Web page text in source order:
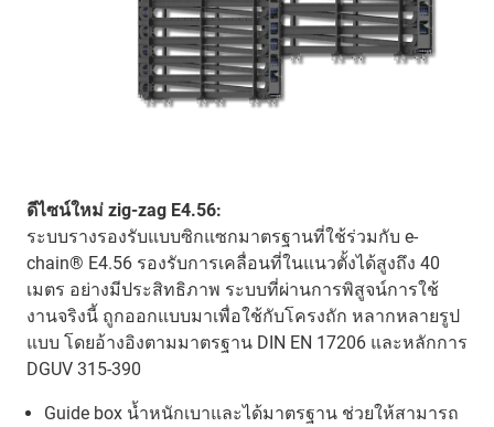
ดีไซน์ใหม่ zig-zag E4.56:
ระบบรางรองรับแบบซิกแซกมาตรฐานที่ใช้ร่วมกับ e-
chain® E4.56 รองรับการเคลื่อนที่ในแนวตั้งได้สูงถึง 40
เมตร อย่างมีประสิทธิภาพ ระบบที่ผ่านการพิสูจน์การใช้
งานจริงนี้ ถูกออกแบบมาเพื่อใช้กับโครงถัก หลากหลายรูป
แบบ โดยอ้างอิงตามมาตรฐาน DIN EN 17206 และหลักการ
DGUV 315-390
Guide box น้ำหนักเบาและได้มาตรฐาน ช่วยให้สามารถ